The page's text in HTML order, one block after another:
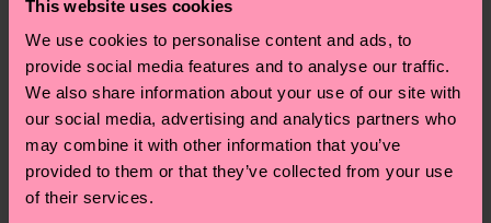
This website uses cookies
We use cookies to personalise content and ads, to
provide social media features and to analyse our traffic.
We also share information about your use of our site with
our social media, advertising and analytics partners who
may combine it with other information that you’ve
provided to them or that they’ve collected from your use
of their services.
Elastane
und die genaue Lieferzeit von der lokalen Post in
deinem Land abhängt.
Du hast Fragen zu einer Retoure? In unserem
Hilfebereich im Artikel
Retouren
findest du die
am häufigsten gestellten Fragen.
Ähnliche muster
Neuheit